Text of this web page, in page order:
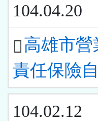
104.04.20
高雄市
責任保險
104.02.12